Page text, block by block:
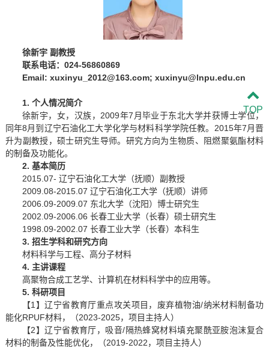
徐新宇 副教授
联系电话： 024-56860869
Email: xuxinyu_2012@163.com; xuxinyu@lnpu.edu.cn
1. 个人情况简介
徐新宇，女，汉族，2009年7月毕业于东北大学并获博士学位，
同年8月到辽宁石油化工大学化学与材料科学学院任教。2015年7月晋
升为副教授，硕士研究生导师。研究方向为生物质、阻燃聚氨酯材料
的制备及功能化。
2. 基本简历
2015.07- 辽宁石油化工大学（抚顺）副教授
2009.08-2015.07 辽宁石油化工大学（抚顺）讲师
2006.09-2009.07 东北大学（沈阳）博士研究生
2002.09-2006.06 长春工业大学（长春）硕士研究生
1998.09-2002.07 长春工业大学（长春）本科生
3. 招生学科和研究方向
材料科学与工程、高分子材料
4. 主讲课程
高聚物合成工艺学、计算机在材料科学中的应用等。
5. 科研项目
【1】辽宁省教育厅重点攻关项目，废弃植物油/纳米材料制备功
能化RPUF材料，（2023-2025，项目主持人）
【2】辽宁省教育厅，吸音/隔热蜂窝材料填充聚酰亚胺泡沫复合
材料的制备及性能优化，（2019-2022，项目主持人）
TOP